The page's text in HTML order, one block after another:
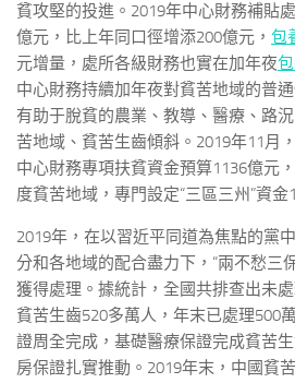
貧攻堅的投進。2019年中心財務補貼
億元，比上年同口徑增添200億元， 包
元增量，處所各級財務也實在加年夜
中心財務持續加年夜對貧苦地域的普
有助于脫貧的農業、教導、醫療、路
苦地域、貧苦生齒傾斜。2019年11月
中心財務專項扶貧資金預算1136億元
度貧苦地域，專門設定“三區三州”資金
2019年，在以習近平同道為焦點的黨
分和各地域的配合盡力下，“兩不愁三
獲得處理。據統計，全國共排查出未
貧苦生齒520多萬人，年末已處理500
證周全完成，基礎醫療保證完成貧苦
房保證扎實推動。2019年末，中國貧